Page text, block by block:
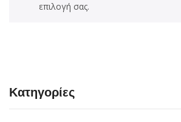
επιλογή σας.
Κατηγορίες